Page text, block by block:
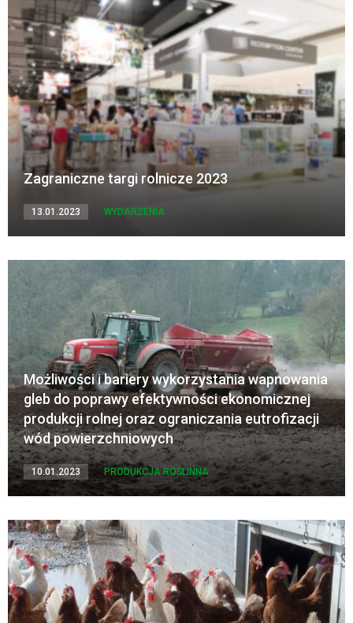
Zagraniczne targi rolnicze 2023
13.01.2023 WYDARZENIA
Możliwości i bariery wykorzystania wapnowania
gleb do poprawy efektywności ekonomicznej
produkcji rolnej oraz ograniczania eutrofizacji
wód powierzchniowych
10.01.2023 PRODUKCJA ROŚLINNA